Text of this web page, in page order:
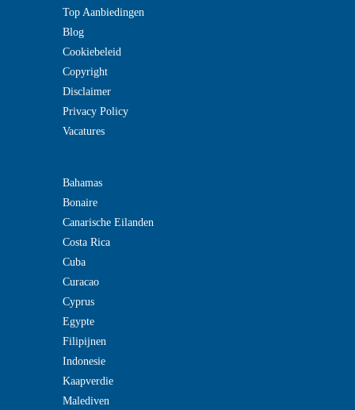
Top Aanbiedingen
Blog
Cookiebeleid
Copyright
Disclaimer
Privacy Policy
Vacatures
Bahamas
Bonaire
Canarische Eilanden
Costa Rica
Cuba
Curacao
Cyprus
Egypte
Filipijnen
Indonesie
Kaapverdie
Malediven